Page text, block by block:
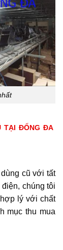
TẠI ĐỐNG ĐA
cũ với tất
chúng tôi
lý với chất
mục thu mua